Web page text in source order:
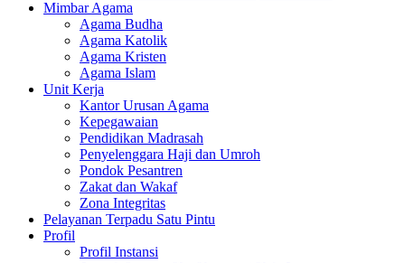
Mimbar Agama
Agama Budha
Agama Katolik
Agama Kristen
Agama Islam
Unit Kerja
Kantor Urusan Agama
Kepegawaian
Pendidikan Madrasah
Penyelenggara Haji dan Umroh
Pondok Pesantren
Zakat dan Wakaf
Zona Integritas
Pelayanan Terpadu Satu Pintu
Profil
Profil Instansi